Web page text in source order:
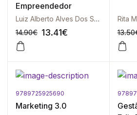
Empreendedor
Luiz Alberto Alves Dos Santos
14.90€ 13.41€
Rita
13.50
9789725925690
Marketing 3.0